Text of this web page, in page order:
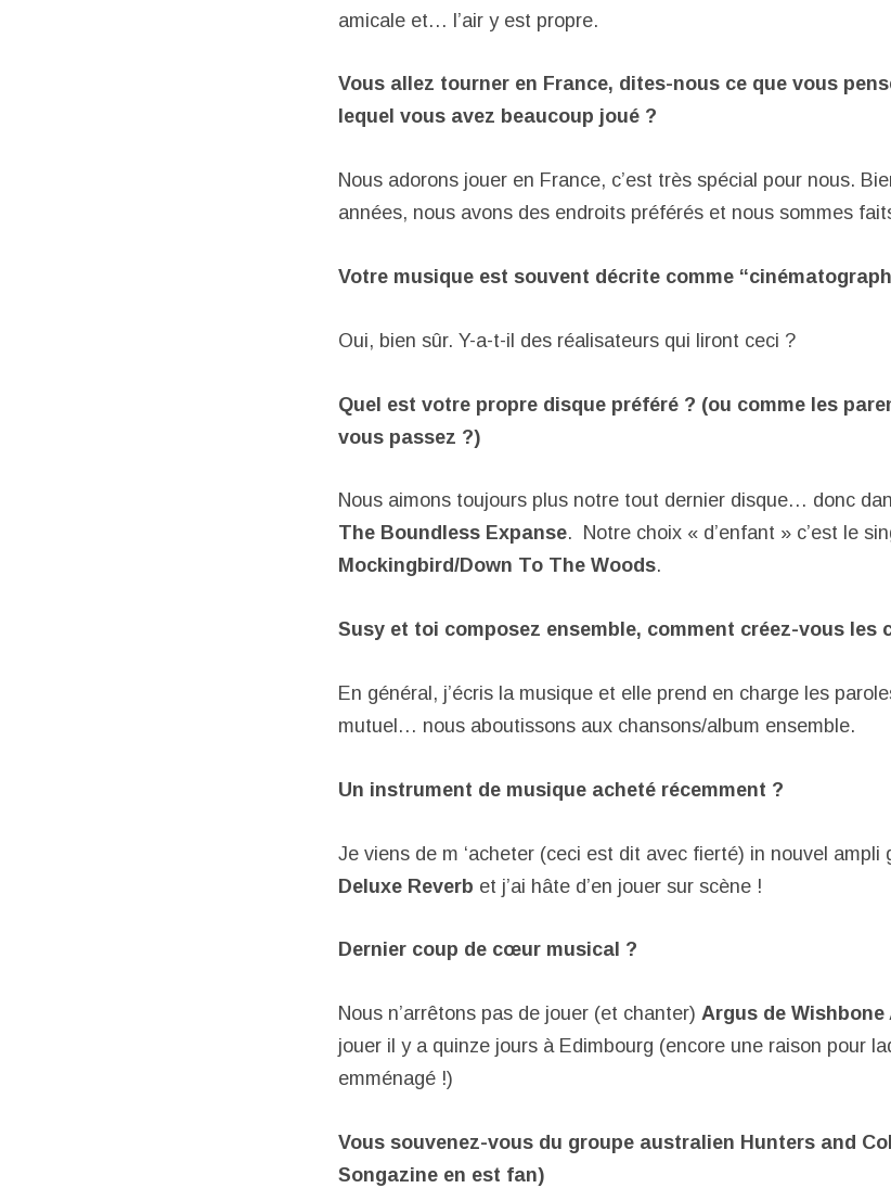
amicale et… l’air y est propre.
Vous allez tourner en France, dites-nous ce que vous
lequel vous avez beaucoup joué ?
Nous adorons jouer en France, c’est très spécial pour nous.
années, nous avons des endroits préférés et nous sommes
Votre musique est souvent décrite comme
Oui, bien sûr. Y-a-t-il des réalisateurs qui liront ceci ?
Quel est votre propre disque préféré ? (ou comme les
vous passez ?)
Nous aimons toujours plus notre tout dernier disque… donc
The Boundless Expanse. Notre choix « d’enfant » c’est le
Mockingbird/Down To The Woods.
Susy et toi composez ensemble, comment créez-vous les
En général, j’écris la musique et elle prend en charge les
mutuel… nous aboutissons aux chansons/album ensemble.
Un instrument de musique acheté récemment ?
Je viens de m ‘acheter (ceci est dit avec fierté) in nouvel ampli
Deluxe Reverb et j’ai hâte d’en jouer sur scène !
Dernier coup de cœur musical ?
Nous n’arrêtons pas de jouer (et chanter) Argus de Wishbone
jouer il y a quinze jours à Edimbourg (encore une raison pour
emménagé !)
Vous souvenez-vous du groupe australien Hunters and
Songazine en est fan)